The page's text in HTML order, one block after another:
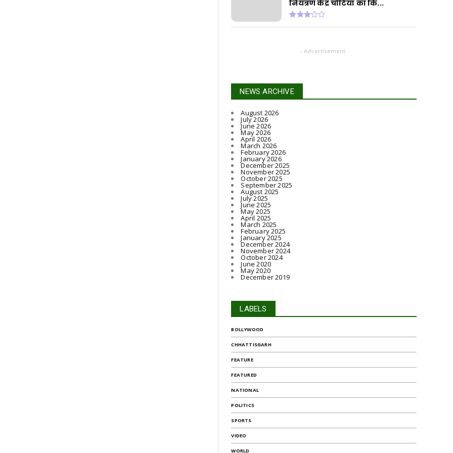
नियंत्रण केंद्र चोटिया का कि...
- Advertisement-
NEWS ARCHIVE
August 2026
July 2026
June 2026
May 2026
April 2026
March 2026
February 2026
January 2026
December 2025
November 2025
October 2025
September 2025
August 2025
July 2025
June 2025
May 2025
April 2025
March 2025
February 2025
January 2025
December 2024
November 2024
October 2024
June 2020
May 2020
December 2019
LABELS
BOLLYWOOD
CHHATTISGARH
FEATURE
FEATURED
NATIONAL
POLITICS
SPORTS
VIDEO
WORLD